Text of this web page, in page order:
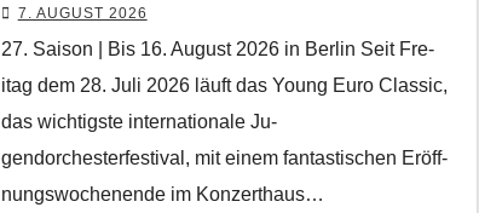
7. AUGUST 2026
27. Saison | Bis 16. August 2026 in Berlin Seit Fre­
itag dem 28. Juli 2026 läuft das Young Euro Clas­sic,
das wichtig­ste inter­na­tionale Ju­
gendorchesterfestival, mit einem fan­tastis­chen Eröff­
nungswoch­enende im Konz­erthaus…